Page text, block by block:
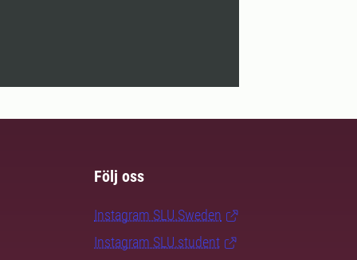
Följ oss
Instagram SLU.Sweden
Instagram SLU.student